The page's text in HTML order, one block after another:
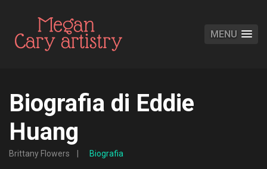
MENU
Biografia di Eddie
Huang
Brittany Flowers Biografia